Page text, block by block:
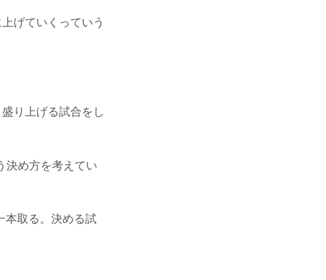
げていくっていう
り上げる試合をし
決め方を考えてい
本取る。決める試